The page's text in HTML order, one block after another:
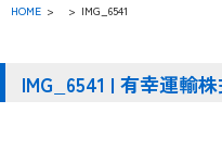
HOME > IMG_6541
IMG_6541 | 有幸運輸